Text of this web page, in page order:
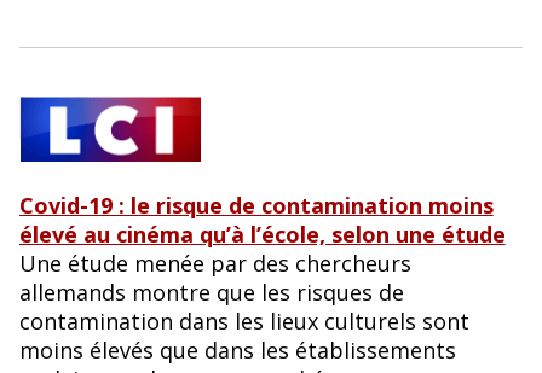
Covid-19 : le risque de contamination moins
élevé au cinéma qu’à l’école, selon une étude
Une étude menée par des chercheurs
allemands montre que les risques de
contamination dans les lieux culturels sont
moins élevés que dans les établissements